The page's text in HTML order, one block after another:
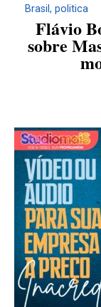
Brasil , politica
Flávio
sobre